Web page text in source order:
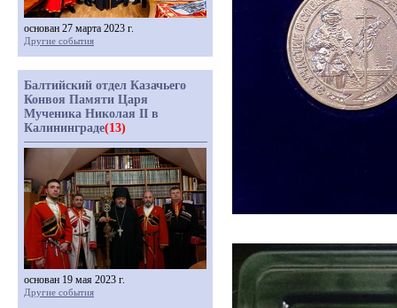
основан 27 марта 2023 г.
Другие события
Балтийский отдел Казачьего
Конвоя Памяти Царя
Мученика Николая II в
Калининграде(13)
основан 19 мая 2023 г.
Другие события